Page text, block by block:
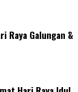
Raya Galungan &